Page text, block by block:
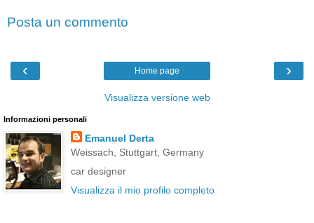
Posta un commento
‹ ›
Home page
Visualizza versione web
Informazioni personali
Emanuel Derta
Weissach, Stuttgart, Germany
car designer
Visualizza il mio profilo completo